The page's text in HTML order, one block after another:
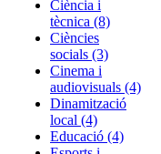
Ciència i
tècnica (8)
Ciències
socials (3)
Cinema i
audiovisuals (4)
Dinamització
local (4)
Educació (4)